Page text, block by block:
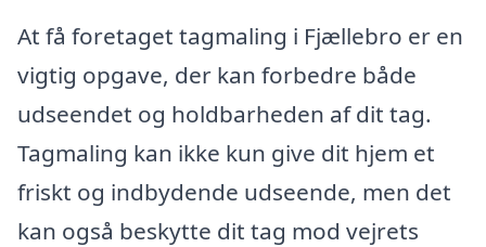
At få foretaget tagmaling i Fjællebro er en
vigtig opgave, der kan forbedre både
udseendet og holdbarheden af dit tag.
Tagmaling kan ikke kun give dit hjem et
friskt og indbydende udseende, men det
kan også beskytte dit tag mod vejrets